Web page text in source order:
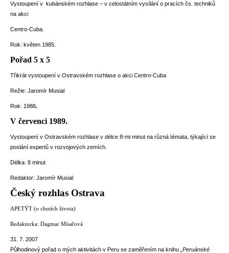
Vystoupení v kubánském rozhlase – v celostátním vysílání o pracích čs. techniků
na akci
Centro-Cuba.
Rok: květen 1985.
Pořad 5 x 5
Třikrát vystoupení v Ostravském rozhlase o akci Centro-Cuba
Režie: Jaromír Musial
Rok: 1988.
V červenci 1989.
Vystoupení v Ostravském rozhlase v délce 8-mi minut na různá témata, týkající se
poslání expertů v rozvojových zemích.
Délka: 8 minut
Redaktor: Jaromír Musial
Český rozhlas Ostrava
APETÝT (o chutích života)
Redaktorka: Dagmar Mísařová
31. 7. 2007
Půlhodinový pořad o mých aktivitách v Peru se zaměřením na knihu „Peruánské